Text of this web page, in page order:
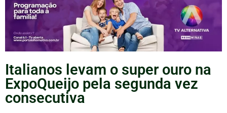
Italianos levam o super ouro na
ExpoQueijo pela segunda vez
consecutiva